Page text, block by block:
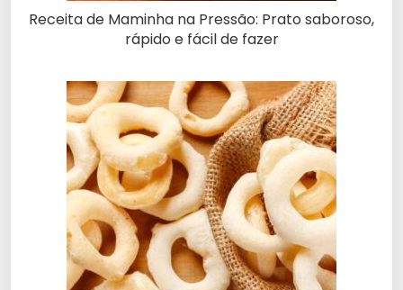
Receita de Maminha na Pressão: Prato saboroso,
rápido e fácil de fazer